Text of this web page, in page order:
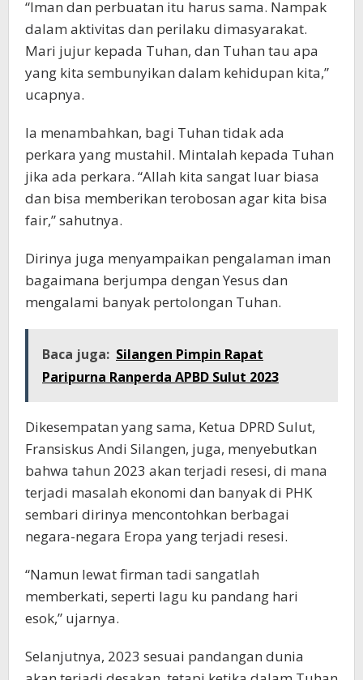
“Iman dan perbuatan itu harus sama. Nampak
dalam aktivitas dan perilaku dimasyarakat.
Mari jujur kepada Tuhan, dan Tuhan tau apa
yang kita sembunyikan dalam kehidupan kita,”
ucapnya.
Ia menambahkan, bagi Tuhan tidak ada
perkara yang mustahil. Mintalah kepada Tuhan
jika ada perkara. “Allah kita sangat luar biasa
dan bisa memberikan terobosan agar kita bisa
fair,” sahutnya.
Dirinya juga menyampaikan pengalaman iman
bagaimana berjumpa dengan Yesus dan
mengalami banyak pertolongan Tuhan.
Baca juga: Silangen Pimpin Rapat
Paripurna Ranperda APBD Sulut 2023
Dikesempatan yang sama, Ketua DPRD Sulut,
Fransiskus Andi Silangen, juga, menyebutkan
bahwa tahun 2023 akan terjadi resesi, di mana
terjadi masalah ekonomi dan banyak di PHK
sembari dirinya mencontohkan berbagai
negara-negara Eropa yang terjadi resesi.
“Namun lewat firman tadi sangatlah
memberkati, seperti lagu ku pandang hari
esok,” ujarnya.
Selanjutnya, 2023 sesuai pandangan dunia